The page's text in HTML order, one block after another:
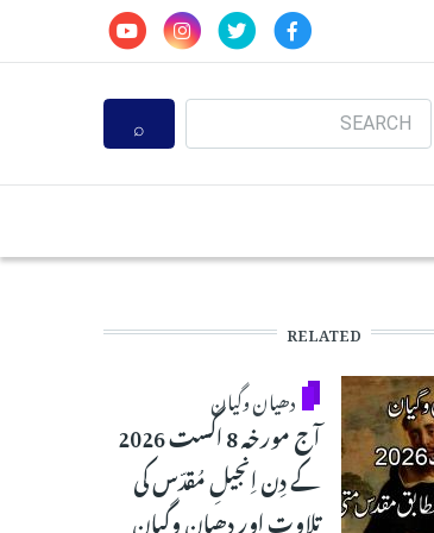
RELATED
دھیان وگیان
آج مورخہ 8 اگست 2026
کے دِن اِنجیلِ مُقدّس کی
تلاوت اور دھیان وگیان